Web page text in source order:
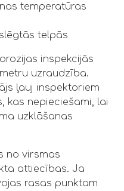
temperatūras
telpās
inspekcijās
uzraudzība.
ļauj inspektoriem
kas nepieciešami, lai
uzklāšanas
no virsmas
attiecības. Ja
rasas punktam